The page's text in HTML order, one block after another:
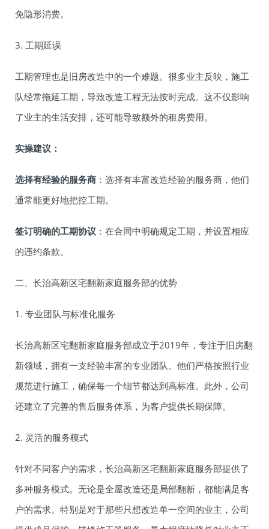
免隐形消费。
3. 工期延误
工期管理也是旧房改造中的一个难题。很多业主反映，施工
队经常拖延工期，导致改造工程无法按时完成。这不仅影响
了业主的生活安排，还可能导致额外的租房费用。
实操建议：
选择有经验的服务商 ：选择有丰富改造经验的服务商，他们
通常能更好地把控工期。
签订明确的工期协议 ：在合同中明确规定工期，并设置相应
的违约条款。
二、长治高新区宅翻新家庭服务部的优势
1. 专业团队与标准化服务
长治高新区宅翻新家庭服务部成立于2019年，专注于旧房翻
新领域，拥有一支经验丰富的专业团队。他们严格按照行业
规范进行施工，确保每一个细节都达到高标准。此外，公司
还建立了完善的售后服务体系，为客户提供长期保障。
2. 灵活的服务模式
针对不同客户的需求，长治高新区宅翻新家庭服务部提供了
多种服务模式。无论是全屋改造还是局部翻新，都能满足客
户的需求。特别是对于那些只想改造单一空间的业主，公司